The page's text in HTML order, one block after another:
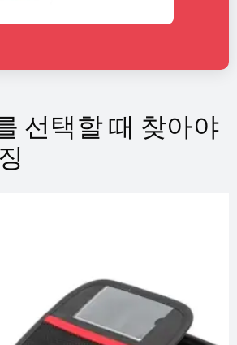
선택할 때 찾아야